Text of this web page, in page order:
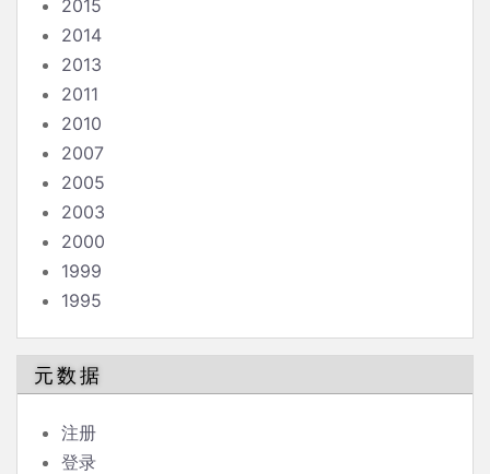
2015
2014
2013
2011
2010
2007
2005
2003
2000
1999
1995
元数据
注册
登录